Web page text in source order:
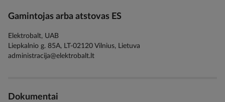
Gamintojas arba atstovas ES
Elektrobalt, UAB
Liepkalnio g. 85A, LT-02120 Vilnius, Lietuva
administracija@elektrobalt.lt
Dokumentai